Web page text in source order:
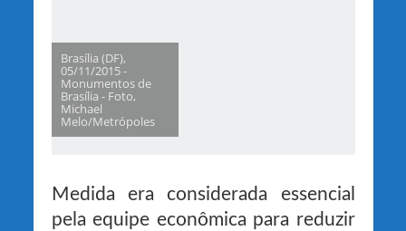
Brasília (DF),
05/11/2015 -
Monumentos de
Brasília - Foto,
Michael
Melo/Metrópoles
Medida era considerada essencial
pela equipe econômica para reduzir